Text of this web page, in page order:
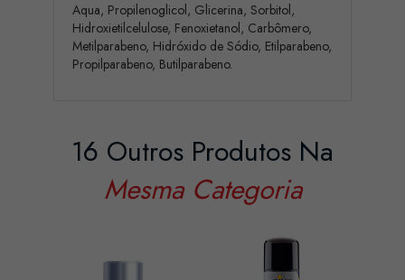
Aqua, Propilenoglicol, Glicerina, Sorbitol,
Hidroxietilcelulose, Fenoxietanol, Carbômero,
Metilparabeno, Hidróxido de Sódio, Etilparabeno,
Propilparabeno, Butilparabeno.
16 Outros Produtos Na
Mesma Categoria